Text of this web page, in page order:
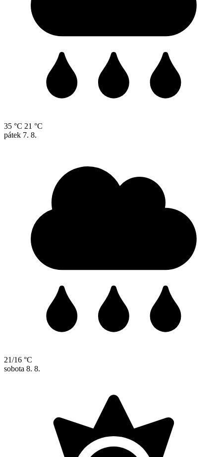
35 °C 21 °C
pátek 7. 8.
21/16 °C
sobota 8. 8.